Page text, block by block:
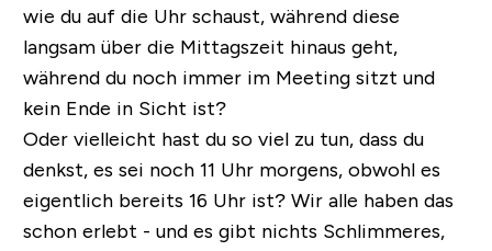
wie du auf die Uhr schaust, während diese
langsam über die Mittagszeit hinaus geht,
während du noch immer im Meeting sitzt und
kein Ende in Sicht ist?
Oder vielleicht hast du so viel zu tun, dass du
denkst, es sei noch 11 Uhr morgens, obwohl es
eigentlich bereits 16 Uhr ist? Wir alle haben das
schon erlebt - und es gibt nichts Schlimmeres,